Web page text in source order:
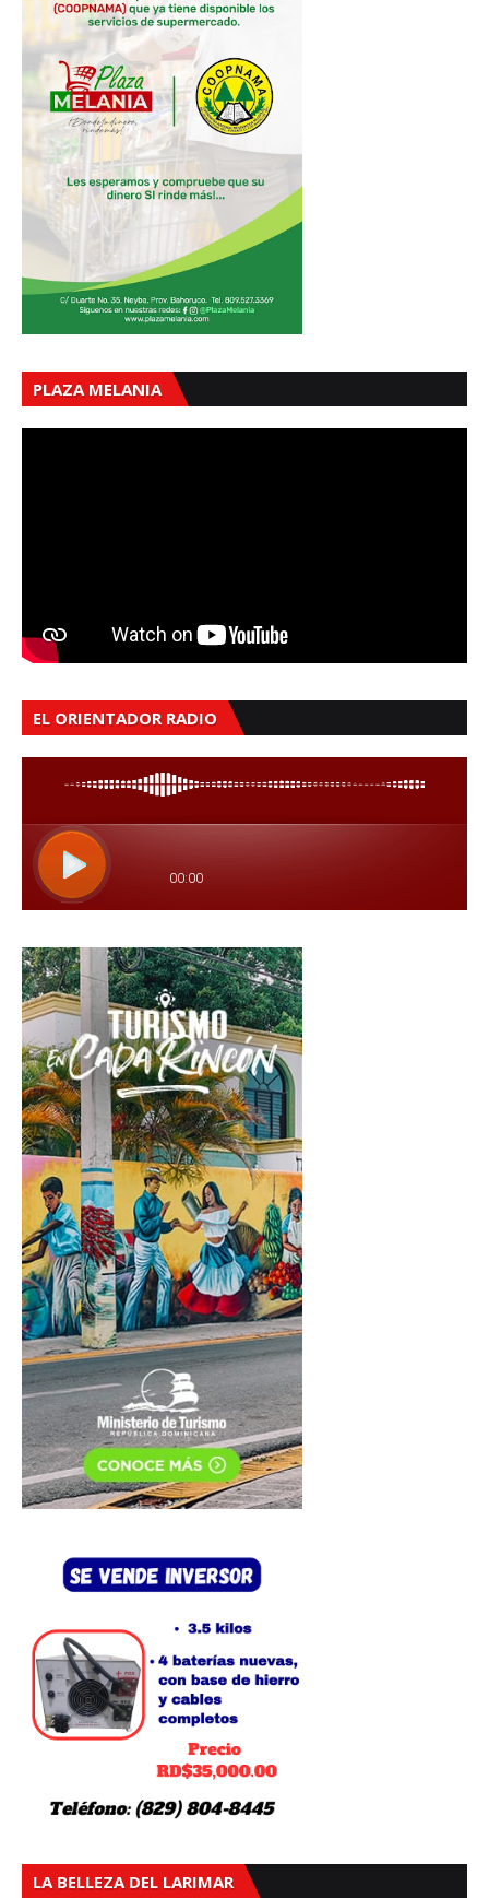
PLAZA MELANIA
EL ORIENTADOR RADIO
LA BELLEZA DEL LARIMAR